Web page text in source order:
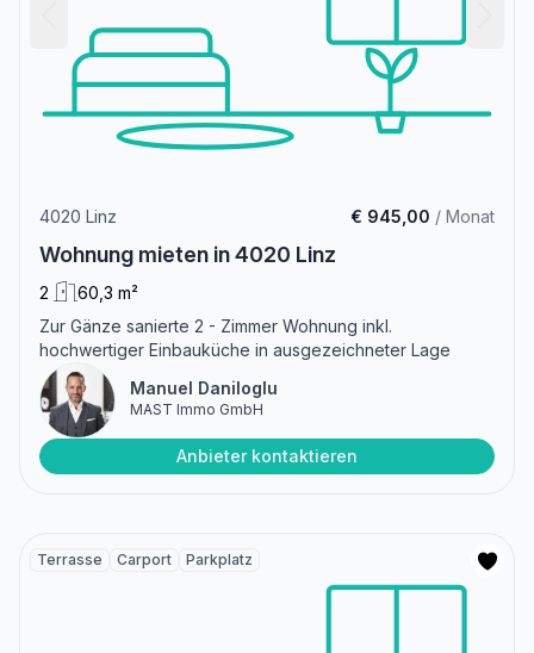
4020 Linz € 945,00 / Monat
Wohnung mieten in 4020 Linz
2
60,3 m²
Zur Gänze sanierte 2 - Zimmer Wohnung inkl.
hochwertiger Einbauküche in ausgezeichneter Lage
Manuel Daniloglu
MAST Immo GmbH
Anbieter kontaktieren
Terrasse Carport Parkplatz